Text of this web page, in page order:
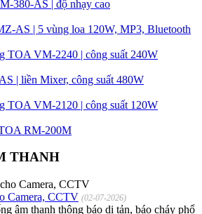
380-AS | độ nhạy cao
AS | 5 vùng loa 120W, MP3, Bluetooth
TOA VM-2240 | công suất 240W
| liền Mixer, công suất 480W
TOA VM-2120 | công suất 120W
RM-200M
THANH
Camera, CCTV (02-07-2026)